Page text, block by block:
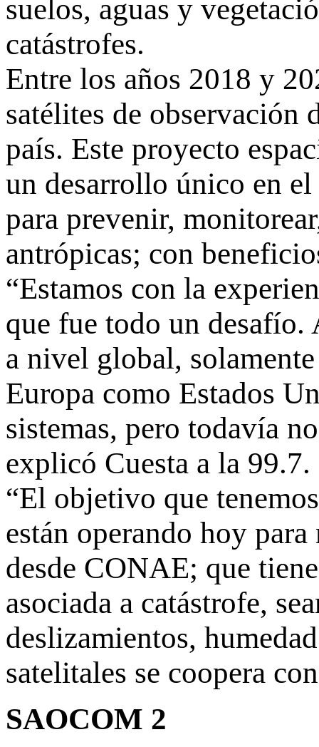
suelos, aguas y
catástrofes.
Entre los años 2018 y
satélites de observación
país. Este proyecto
un desarrollo único en
para prevenir,
antrópicas; con
“Estamos con la
que fue todo un
a nivel global,
Europa como Estados
sistemas, pero todavía
explicó Cuesta a la 99.7.
“El objetivo que
están operando hoy
desde CONAE; que
asociada a catástrofe,
deslizamientos,
satelitales se coopera
SAOCOM 2